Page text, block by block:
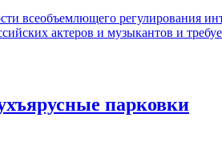
всеобъемлющего регулирования
актеров и музыкантов и
парковки